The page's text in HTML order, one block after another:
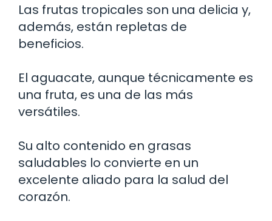
Las frutas tropicales son una delicia y,
además, están repletas de
beneficios.
El aguacate, aunque técnicamente es
una fruta, es una de las más
versátiles.
Su alto contenido en grasas
saludables lo convierte en un
excelente aliado para la salud del
corazón.